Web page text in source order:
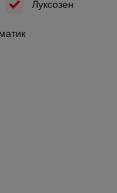
Луксозен